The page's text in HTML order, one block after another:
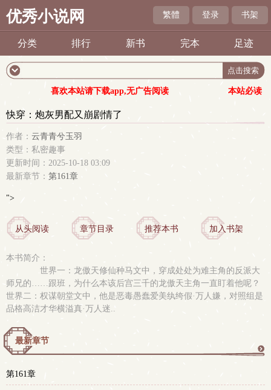
优秀小说网 繁體 登录 书架
分类 排行 新书 完本 足迹
喜欢本站请下载app,无广告阅读 本站必读
快穿：炮灰男配又崩剧情了
作者： 云青青兮玉羽
类型：私密趣事
更新时间：2025-10-18 03:09
最新章节： 第161章
">
从头阅读 章节目录 推荐本书 加入书架
本书简介：
世界一：龙傲天修仙种马文中，穿成处处为难主角的反派大
师兄的……跟班，为什么本该后宫三千的龙傲天主角一直盯着他呢？
世界二：权谋朝堂文中，他是恶毒愚蠢爱美纨绔假·万人嫌，对照组是
品格高洁才华横溢真·万人迷..
最新章节
第161章